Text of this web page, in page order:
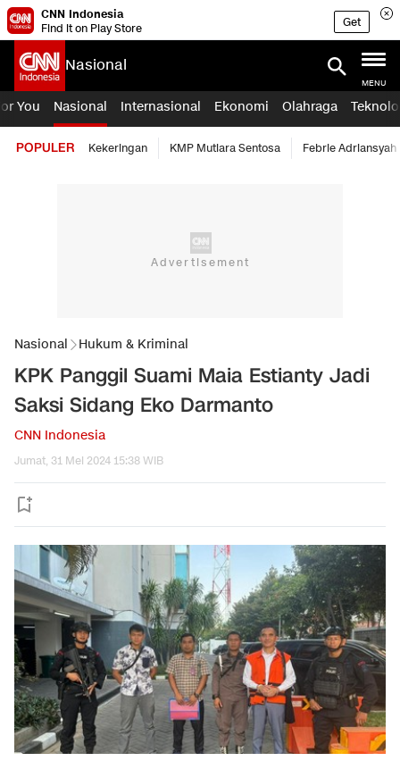
CNN Indonesia
Find it on Play Store
Get
Nasional
MENU
You Nasional Internasional Ekonomi Olahraga
POPULER Kekeringan KMP Mutiara Sentosa Febrie Adriansyah
Nasional Hukum & Kriminal
KPK Panggil Suami Maia Estianty Jadi
Saksi Sidang Eko Darmanto
CNN Indonesia
Jumat, 31 Mei 2024 15:38 WIB